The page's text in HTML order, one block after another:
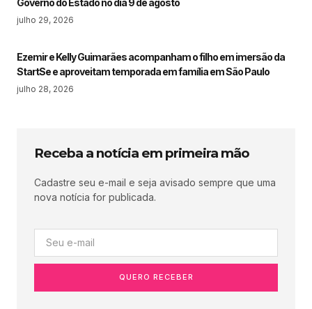
Governo do Estado no dia 9 de agosto
julho 29, 2026
Ezemir e Kelly Guimarães acompanham o filho em imersão da
StartSe e aproveitam temporada em família em São Paulo
julho 28, 2026
Receba a notícia em primeira mão
Cadastre seu e-mail e seja avisado sempre que uma
nova notícia for publicada.
QUERO RECEBER